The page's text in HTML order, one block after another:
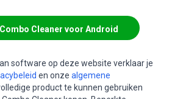
Combo Cleaner voor Android
software op deze website verklaar je
en onze algemene
product te kunnen gebruiken